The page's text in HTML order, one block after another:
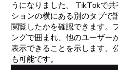
うになりました。 TikTokで
ションの横にある別のタブで
閲覧したかを確認できます。
ングで囲まれ、他のユーザー
表示できることを示します。
も可能です。